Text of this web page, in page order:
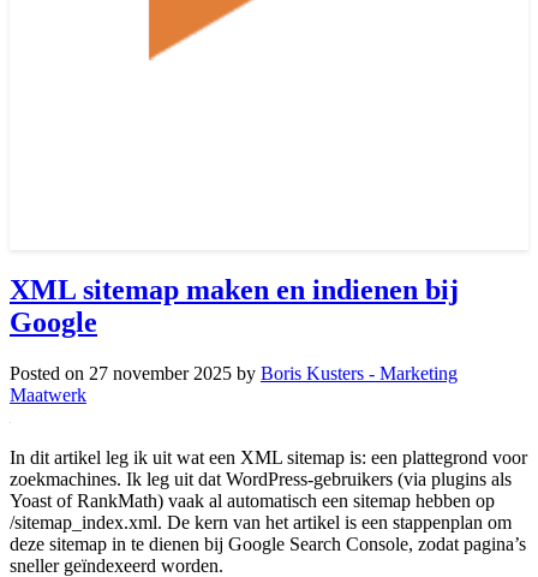
XML sitemap maken en indienen bij
Google
Posted on 27 november 2025 by Boris Kusters - Marketing
Maatwerk
In dit artikel leg ik uit wat een XML sitemap is: een plattegrond voor
zoekmachines. Ik leg uit dat WordPress-gebruikers (via plugins als
Yoast of RankMath) vaak al automatisch een sitemap hebben op
/sitemap_index.xml. De kern van het artikel is een stappenplan om
deze sitemap in te dienen bij Google Search Console, zodat pagina’s
sneller geïndexeerd worden.